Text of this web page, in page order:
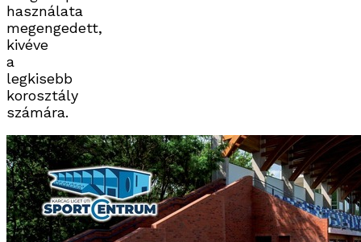
használata
megengedett,
kivéve
a
legkisebb
korosztály
számára.